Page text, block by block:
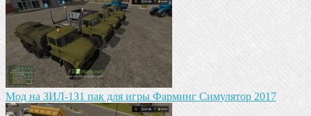
Mод на ЗИЛ-1З1 пак для игры Фарминг Симулятор 2017